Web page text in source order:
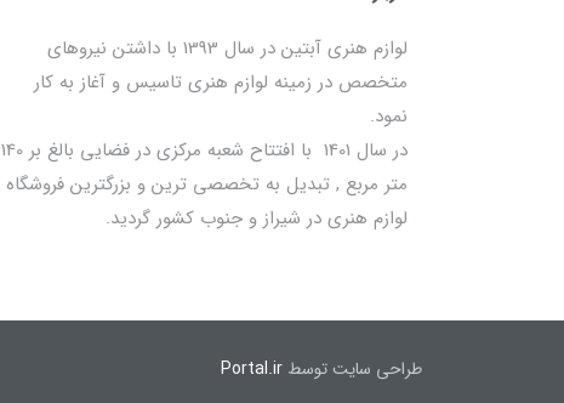
لوازم هنری آبتین در سال 1393 با داشتن نیروهای
متخصص در زمینه لوازم هنری تاسیس و آغاز به کار
نمود.
در سال 1401 با افتتاح شعبه مرکزی در فضایی بالغ بر 140
متر مربع , تبدیل به تخصصی ترین و بزرگترین فروشگاه
لوازم هنری در شیراز و جنوب کشور گردید.
طراحی سایت توسط Portal.ir